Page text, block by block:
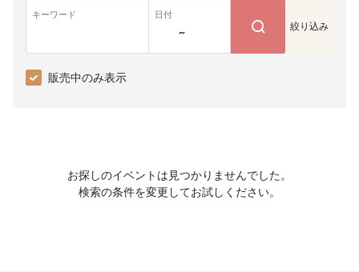
キーワード 日付
~ 絞り込み
販売中のみ表示
お探しのイベントは見つかりませんでした。
検索の条件を変更してお試しください。